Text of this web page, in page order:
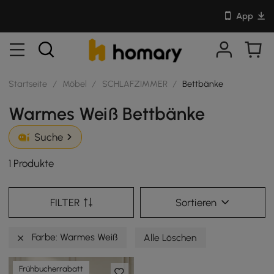
App
Startseite / Möbel / SCHLAFZIMMER / Bettbänke
Warmes Weiß Bettbänke
Suche
1 Produkte
FILTER Sortieren
Farbe: Warmes Weiß Alle Löschen
Frühbucherrabatt